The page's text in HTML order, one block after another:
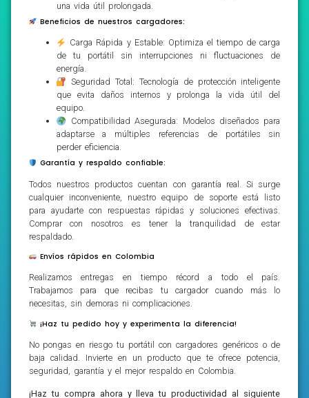
una vida útil prolongada.
Beneficios de nuestros cargadores:
Carga Rápida y Estable: Optimiza el tiempo de carga
de tu portátil sin interrupciones ni fluctuaciones de
energía.
Seguridad Total: Tecnología de protección inteligente
que evita daños internos y prolonga la vida útil del
equipo.
Compatibilidad Asegurada: Modelos diseñados para
adaptarse a múltiples referencias de portátiles sin
perder eficiencia.
Garantía y respaldo confiable:
Todos nuestros productos cuentan con garantía real. Si surge
cualquier inconveniente, nuestro equipo de soporte está listo
para ayudarte con respuestas rápidas y soluciones efectivas.
Comprar con nosotros es tener la tranquilidad de estar
respaldado.
Envíos rápidos en Colombia
Realizamos entregas en tiempo récord a todo el país.
Trabajamos para que recibas tu cargador cuando más lo
necesitas, sin demoras ni complicaciones.
¡Haz tu pedido hoy y experimenta la diferencia!
No pongas en riesgo tu portátil con cargadores genéricos o de
baja calidad. Invierte en un producto que te ofrece potencia,
seguridad, garantía y el mejor respaldo en Colombia.
¡Haz tu compra ahora y lleva tu productividad al siguiente